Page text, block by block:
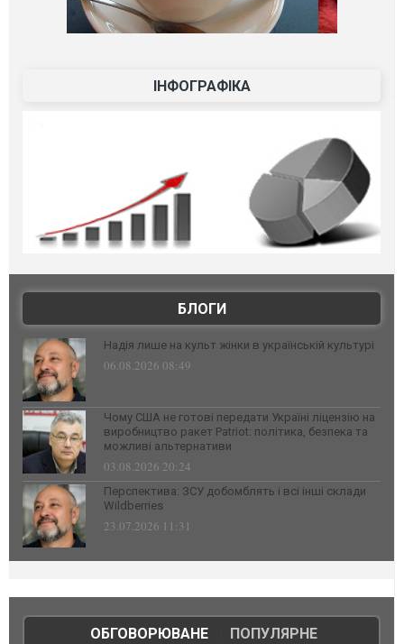
ІНФОГРАФІКА
БЛОГИ
Надія лише на культ жінки в українській культурі
06.08.2026 08:49
Чому США не готові передати Україні ліцензію на
виробництво ракет Patriot: політика, безпека та
можливі альтернативи
03.08.2026 20:24
Перспектива: ЗСУ добомблять і всі інші склади
Wildberries
23.07.2026 11:31
ОБГОВОРЮВАНЕ| ПОПУЛЯРНЕ